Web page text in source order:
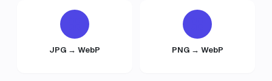
JPG → WebP PNG → WebP